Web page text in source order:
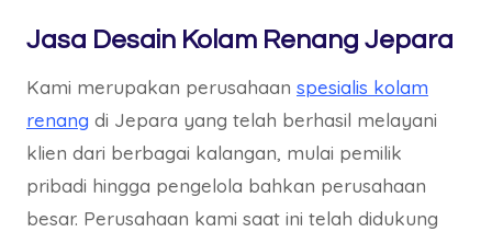
Jasa Desain Kolam Renang Jepara
Kami merupakan perusahaan spesialis kolam
renang di Jepara yang telah berhasil melayani
klien dari berbagai kalangan, mulai pemilik
pribadi hingga pengelola bahkan perusahaan
besar. Perusahaan kami saat ini telah didukung